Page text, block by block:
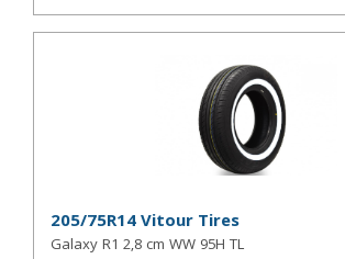
205/75R14 Vitour Tires
Galaxy R1 2,8 cm WW 95H TL